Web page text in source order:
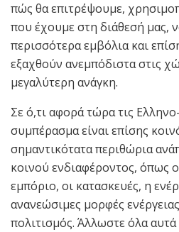
πώς θα επιτρέψουμε,
που έχουμε στη διάθεσή μας,
περισσότερα εμβόλια και
εξαχθούν ανεμπόδιστα στις
μεγαλύτερη ανάγκη.
Σε ό,τι αφορά τώρα τις
συμπέρασμα είναι επίσης
σημαντικότατα περιθώρια
κοινού ενδιαφέροντος, όπως
εμπόριο, οι κατασκευές, η
ανανεώσιμες μορφές
πολιτισμός. Άλλωστε όλα